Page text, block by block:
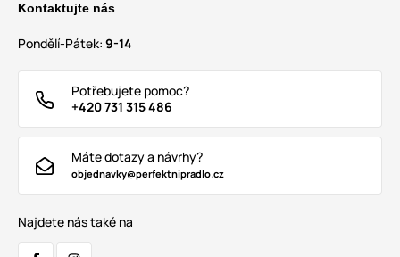
Kontaktujte nás
Pondělí-Pátek: 9-14
Potřebujete pomoc?
+420 731 315 486
Máte dotazy a návrhy?
objednavky@perfektnipradlo.cz
Najdete nás také na